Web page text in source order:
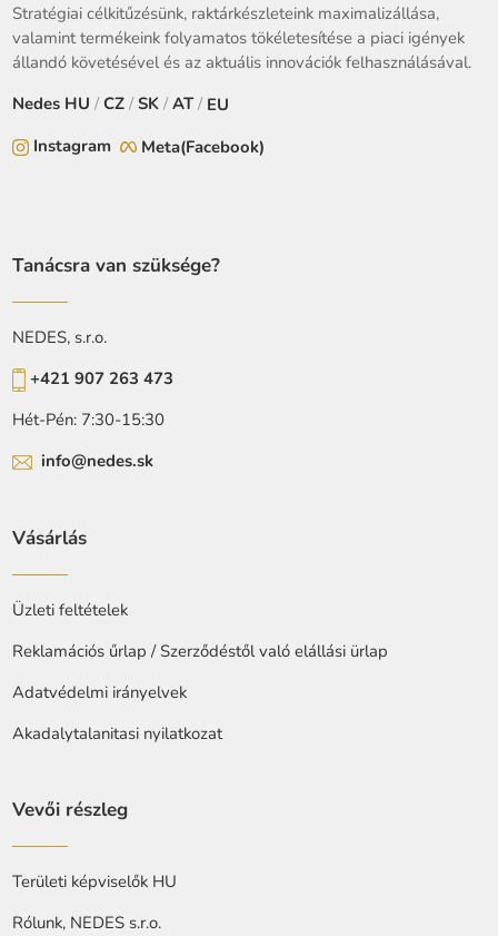
Stratégiai célkitűzésünk, raktárkészleteink maximalizállása,
valamint termékeink folyamatos tökéletesítése a piaci igények
állandó követésével és az aktuális innovációk felhasználásával.
Nedes HU /CZ /SK / AT/ EU
Instagram
Meta(Facebook)
Tanácsra van szüksége?
NEDES, s.r.o.
+421 907 263 473
Hét-Pén: 7:30-15:30
info@nedes.sk
Vásárlás
Üzleti feltételek
Reklamációs űrlap / Szerződéstől való elállási ürlap
Adatvédelmi irányelvek
Akadalytalanitasi nyilatkozat
Vevői részleg
Területi képviselők HU
Rólunk, NEDES s.r.o.